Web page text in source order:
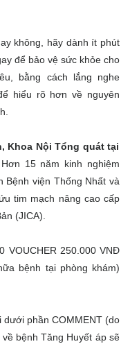
không, hãy dành ít phút
để bảo vệ sức khỏe cho
bằng cách lắng nghe
hiểu rõ hơn về nguyên
Khoa Nội Tổng quát tại
15 năm kinh nghiệm
Bệnh viện Thống Nhất và
tim mạch nâng cao cấp
(JICA).
VOUCHER 250.000 VNĐ
bệnh tại phòng khám)
dưới phần COMMENT (do
bệnh Tăng Huyết áp sẽ